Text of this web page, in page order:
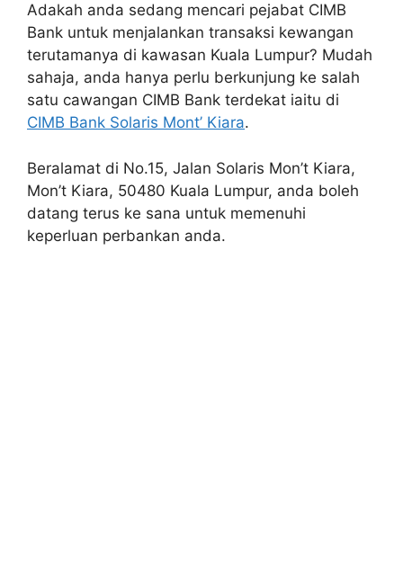
Adakah anda sedang mencari pejabat CIMB
Bank untuk menjalankan transaksi kewangan
terutamanya di kawasan Kuala Lumpur? Mudah
sahaja, anda hanya perlu berkunjung ke salah
satu cawangan CIMB Bank terdekat iaitu di
CIMB Bank Solaris Mont’ Kiara.
Beralamat di No.15, Jalan Solaris Mon’t Kiara,
Mon’t Kiara, 50480 Kuala Lumpur, anda boleh
datang terus ke sana untuk memenuhi
keperluan perbankan anda.